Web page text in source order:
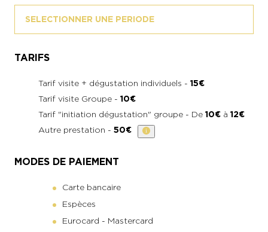
SELECTIONNER UNE PERIODE
TARIFS
Tarif visite + dégustation individuels - 15€
Tarif visite Groupe - 10€
Tarif "initiation dégustation" groupe - De 10€ à 12€
Autre prestation - 50€
MODES DE PAIEMENT
Carte bancaire
Espèces
Eurocard - Mastercard